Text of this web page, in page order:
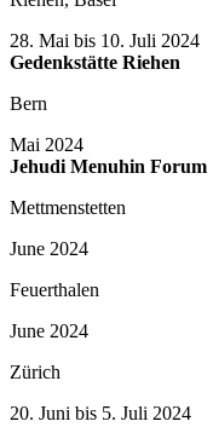
28. Mai bis 10. Juli 2024
Gedenkstätte Riehen
Bern
Mai 2024
Jehudi Menuhin Forum
Mettmenstetten
June 2024
Feuerthalen
June 2024
Zürich
20. Juni bis 5. Juli 2024